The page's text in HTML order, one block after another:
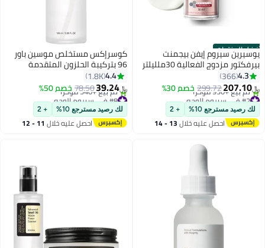
أفضل المنتجات
يوسيرين سيروم إيفن بيجمنت
بيرفكتور مزدوج الفعالية 30ملليلتر
4.3
366
﷼‏207.10
299.72خصم 30%
#2 في سيروم الوجه
باقي 2 وحدات في المخزون
تم بيع +930 مؤخرًا
#2 في سيروم الوجه
لك رصيد مسترجع 10% + 2
احصل عليه خلال 13 - 14
كوسرإكس مستخلص موسين باور
96 بتركيبة الحلزون المتقدمة
100ملليلتر4.4
1.8K
﷼‏39.24
78.50خصم 50%
#8 في سيروم الوجه
أقل سعر في 7 يوم
تم بيع +540 مؤخرًا
#8 في سيروم الوجه
لك رصيد مسترجع 10% + 2
احصل عليه خلال 11 - 12